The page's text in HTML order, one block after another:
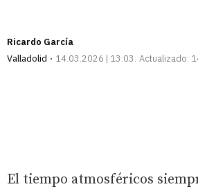
Ricardo García
Valladolid
14.03.2026 | 13:03 Actualizado:
El tiempo atmosféricos